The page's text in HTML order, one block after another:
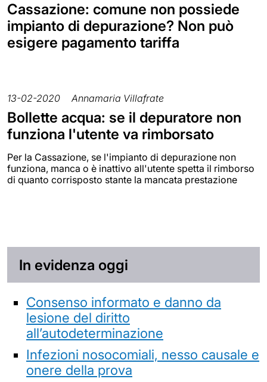
Cassazione: comune non possiede
impianto di depurazione? Non può
esigere pagamento tariffa
13-02-2020 Annamaria Villafrate
Bollette acqua: se il depuratore non
funziona l'utente va rimborsato
Per la Cassazione, se l'impianto di depurazione non
funziona, manca o è inattivo all'utente spetta il rimborso
di quanto corrisposto stante la mancata prestazione
In evidenza oggi
Consenso informato e danno da
lesione del diritto
all’autodeterminazione
Infezioni nosocomiali, nesso causale e
onere della prova